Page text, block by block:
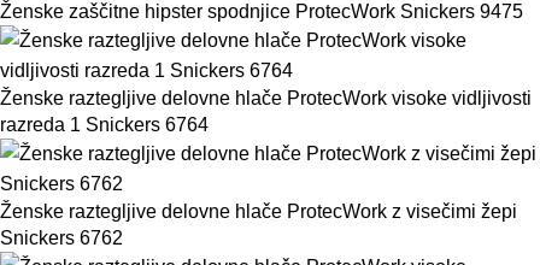
Ženske zaščitne hipster spodnjice ProtecWork Snickers 9475
Ženske raztegljive delovne hlače ProtecWork visoke vidljivosti
razreda 1 Snickers 6764
Ženske raztegljive delovne hlače ProtecWork z visečimi žepi
Snickers 6762